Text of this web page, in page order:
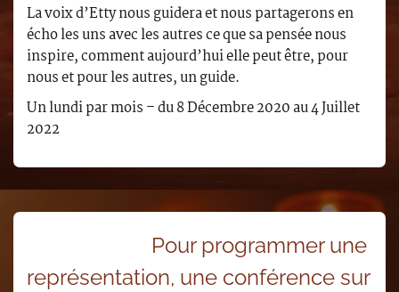
La voix d’Etty nous guidera et nous partagerons en
écho les uns avec les autres ce que sa pensée nous
inspire, comment aujourd’hui elle peut être, pour
nous et pour les autres, un guide.
Un lundi par mois – du 8 Décembre 2020 au 4 Juillet
2022
Pour programmer une
représentation, une conférence sur